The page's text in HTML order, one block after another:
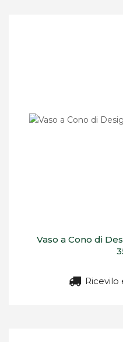
Vaso a Cono di
Ricevilo